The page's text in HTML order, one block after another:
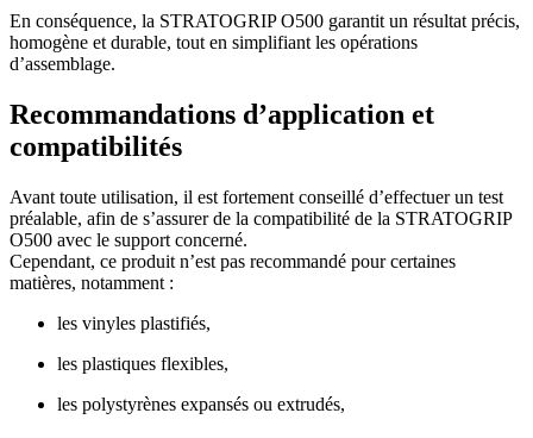
En conséquence, la STRATOGRIP O500 garantit un résultat précis,
homogène et durable, tout en simplifiant les opérations
d’assemblage.
Recommandations d’application et
compatibilités
Avant toute utilisation, il est fortement conseillé d’effectuer un test
préalable, afin de s’assurer de la compatibilité de la STRATOGRIP
O500 avec le support concerné.
Cependant, ce produit n’est pas recommandé pour certaines
matières, notamment :
les vinyles plastifiés,
les plastiques flexibles,
les polystyrènes expansés ou extrudés,